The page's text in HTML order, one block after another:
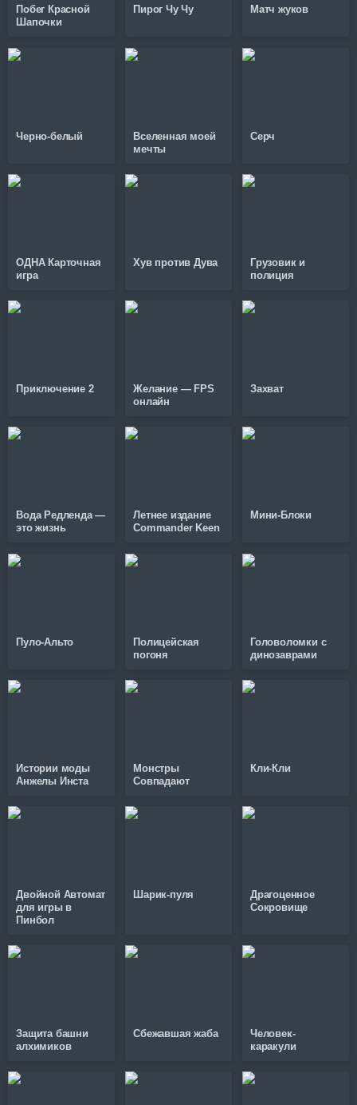
Побег Красной
Шапочки
Пирог Чу Чу Матч жуков
Черно-белый
Вселенная моей
мечты
Серч
ОДНА Карточная
игра
Хув против Дува
Грузовик и
полиция
Приключение 2
Желание — FPS
онлайн
Захват
Вода Редленда —
это жизнь
Летнее издание
Commander Keen
Мини-Блоки
Пуло-Альто
Полицейская
погоня
Головоломки с
динозаврами
Истории моды
Анжелы Инста
Монстры
Совпадают
Кли-Кли
Двойной Автомат
для игры в
Пинбол
Шарик-пуля
Драгоценное
Сокровище
Защита башни
алхимиков
Сбежавшая жаба
Человек-
каракули